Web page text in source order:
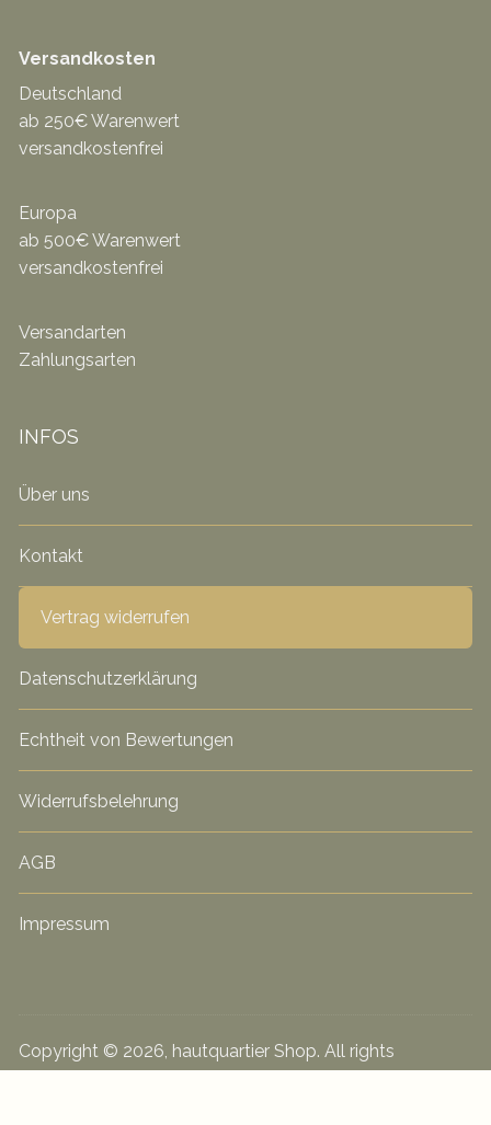
Versandkosten
Deutschland
ab 250€ Warenwert
versandkostenfrei
Europa
ab 500€ Warenwert
versandkostenfrei
Versandarten
Zahlungsarten
INFOS
Über uns
Kontakt
Vertrag widerrufen
Datenschutzerklärung
Echtheit von Bewertungen
Widerrufsbelehrung
AGB
Impressum
Copyright © 2026, hautquartier Shop. All rights